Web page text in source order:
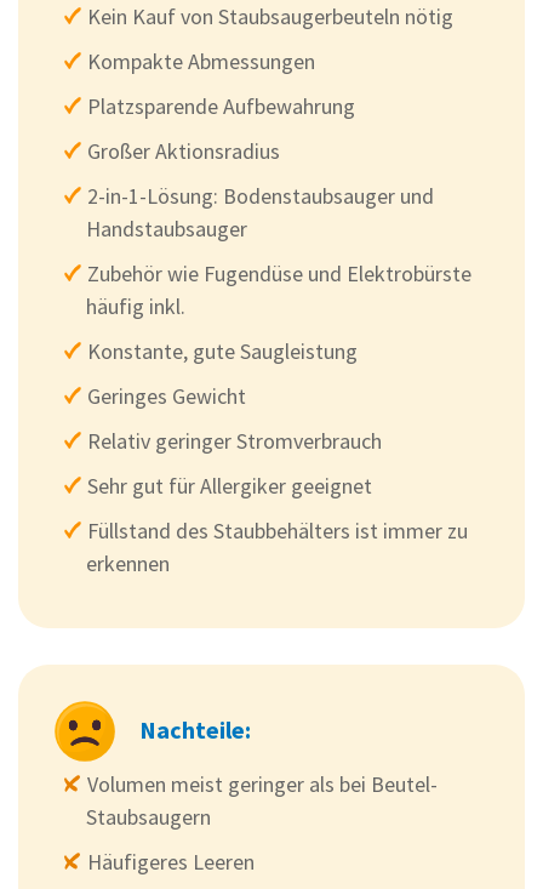
Kein Kauf von Staubsaugerbeuteln nötig
Kompakte Abmessungen
Platzsparende Aufbewahrung
Großer Aktionsradius
2-in-1-Lösung: Bodenstaubsauger und
Handstaubsauger
Zubehör wie Fugendüse und Elektrobürste
häufig inkl.
Konstante, gute Saugleistung
Geringes Gewicht
Relativ geringer Stromverbrauch
Sehr gut für Allergiker geeignet
Füllstand des Staubbehälters ist immer zu
erkennen
Nachteile:
Volumen meist geringer als bei Beutel-
Staubsaugern
Häufigeres Leeren